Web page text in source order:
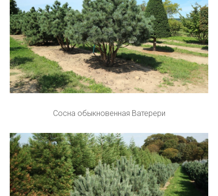
Сосна обыкновенная Ватерери